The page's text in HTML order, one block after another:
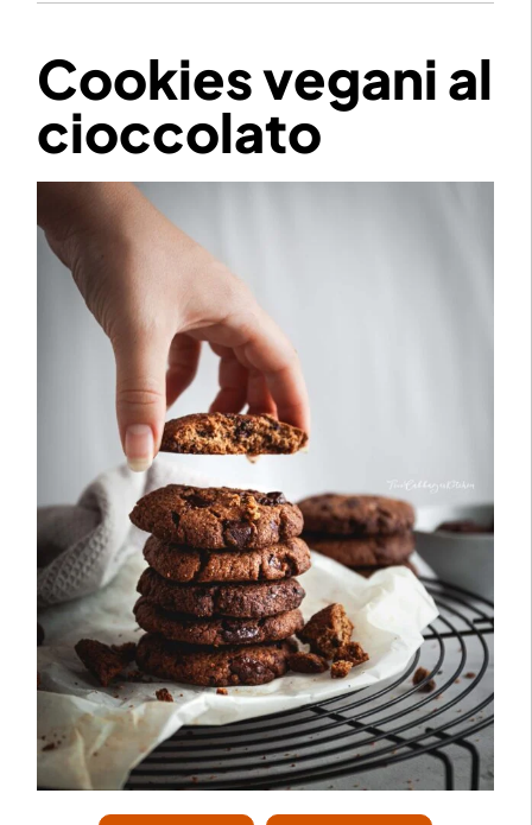
Cookies vegani al
cioccolato